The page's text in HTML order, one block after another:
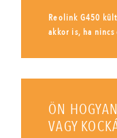
Reolink G450
akkor is, ha nincs
ÖN
VAGY